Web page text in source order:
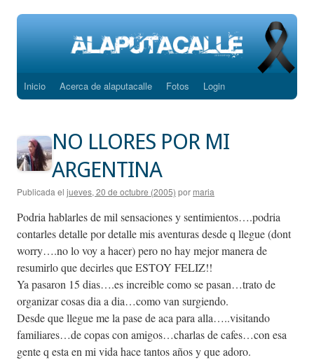
Saltar
contenido
Inicio Acerca de alaputacalle Fotos Login
NO LLORES POR MI
ARGENTINA
Publicada el jueves, 20 de octubre (2005) por maria
Podria hablarles de mil sensaciones y sentimientos….podria
contarles detalle por detalle mis aventuras desde q llegue (dont
worry….no lo voy a hacer) pero no hay mejor manera de
resumirlo que decirles que ESTOY FELIZ!!
Ya pasaron 15 dias….es increible como se pasan…trato de
organizar cosas dia a dia…como van surgiendo.
Desde que llegue me la pase de aca para alla…..visitando
familiares…de copas con amigos…charlas de cafes…con esa
gente q esta en mi vida hace tantos años y que adoro.